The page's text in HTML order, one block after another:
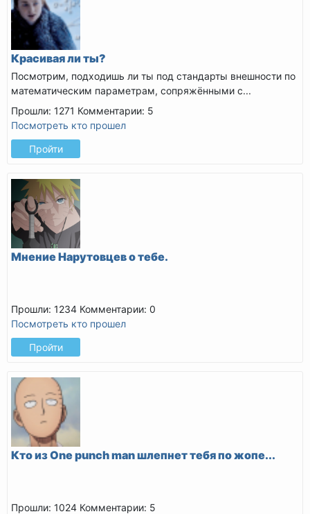
Красивая ли ты?
Посмотрим, подходишь ли ты под стандарты внешности по
математическим параметрам, сопряжёнными с...
Прошли: 1271 Комментарии: 5
Посмотреть кто прошел
Пройти
Мнение Нарутовцев о тебе.
Прошли: 1234 Комментарии: 0
Посмотреть кто прошел
Пройти
Кто из One punch man шлепнет тебя по жопе...
Прошли: 1024 Комментарии: 5